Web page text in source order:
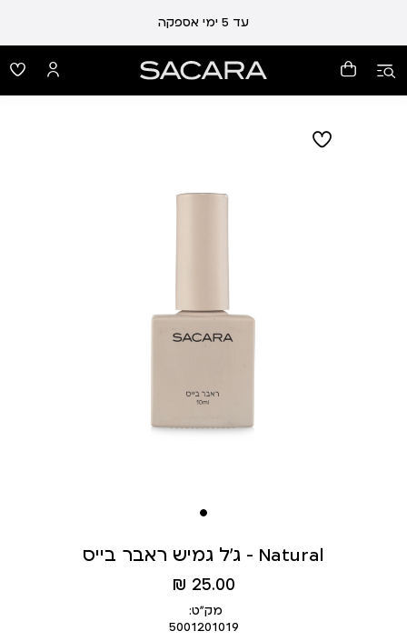
עד 5 ימי אספקה
ג’ל גמיש ראבר בייס – Natural
מחיר
מוצר
25.00 ₪
מק״ט:
5001201019